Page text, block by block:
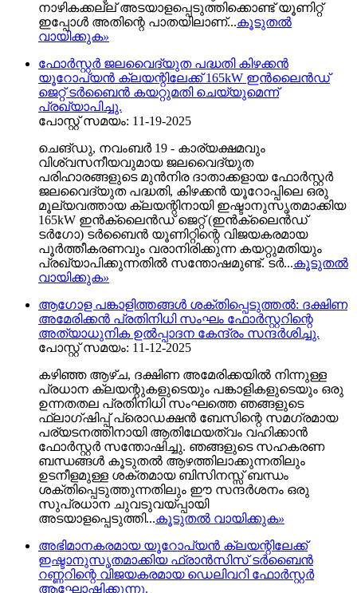
നാഴികക്കല്ല് അടയാളപ്പെടുത്തിക്കൊണ്ട് യൂണിറ്റ്
ഇപ്പോൾ അതിന്റെ പാതയിലാണ്...കൂടുതൽ
വായിക്കുക»
ഫോർസ്റ്റർ ജലവൈദ്യുത പദ്ധതി കിഴക്കൻ
യൂറോപ്യൻ ക്ലയന്റിലേക്ക് 165kW ഇൻലൈൻഡ്
ജെറ്റ് ടർബൈൻ കയറ്റുമതി ചെയ്യുമെന്ന്
പ്രഖ്യാപിച്ചു.
പോസ്റ്റ് സമയം: 11-19-2025
ചെങ്ഡു, നവംബർ 19 - കാര്യക്ഷമവും
വിശ്വസനീയവുമായ ജലവൈദ്യുത
പരിഹാരങ്ങളുടെ മുൻനിര ദാതാക്കളായ ഫോർസ്റ്റർ
ജലവൈദ്യുത പദ്ധതി, കിഴക്കൻ യൂറോപ്പിലെ ഒരു
മൂല്യവത്തായ ക്ലയന്റിനായി ഇഷ്ടാനുസൃതമാക്കിയ
165kW ഇൻക്ലൈൻഡ് ജെറ്റ് (ഇൻക്ലൈൻഡ്
ടർഗോ) ടർബൈൻ യൂണിറ്റിന്റെ വിജയകരമായ
പൂർത്തീകരണവും വരാനിരിക്കുന്ന കയറ്റുമതിയും
പ്രഖ്യാപിക്കുന്നതിൽ സന്തോഷമുണ്ട്. ടർ...കൂടുതൽ
വായിക്കുക»
ആഗോള പങ്കാളിത്തങ്ങൾ ശക്തിപ്പെടുത്തൽ: ദക്ഷിണ
അമേരിക്കൻ പ്രതിനിധി സംഘം ഫോർസ്റ്ററിന്റെ
അത്യാധുനിക ഉൽപ്പാദന കേന്ദ്രം സന്ദർശിച്ചു.
പോസ്റ്റ് സമയം: 11-12-2025
കഴിഞ്ഞ ആഴ്ച, ദക്ഷിണ അമേരിക്കയിൽ നിന്നുള്ള
പ്രധാന ക്ലയന്റുകളുടെയും പങ്കാളികളുടെയും ഒരു
ഉന്നതതല പ്രതിനിധി സംഘത്തെ ഞങ്ങളുടെ
ഫ്ലാഗ്ഷിപ്പ് പ്രൊഡക്ഷൻ ബേസിന്റെ സമഗ്രമായ
പര്യടനത്തിനായി ആതിഥേയത്വം വഹിക്കാൻ
ഫോർസ്റ്റർ സന്തോഷിച്ചു. ഞങ്ങളുടെ സഹകരണ
ബന്ധങ്ങൾ കൂടുതൽ ആഴത്തിലാക്കുന്നതിലും
ഉടനീളമുള്ള ശക്തമായ ബിസിനസ്സ് ബന്ധം
ശക്തിപ്പെടുത്തുന്നതിലും ഈ സന്ദർശനം ഒരു
സുപ്രധാന ചുവടുവയ്പ്പായി
അടയാളപ്പെടുത്തി...കൂടുതൽ വായിക്കുക»
അഭിമാനകരമായ യൂറോപ്യൻ ക്ലയന്റിലേക്ക്
ഇഷ്ടാനുസൃതമാക്കിയ ഫ്രാൻസിസ് ടർബൈൻ
റണ്ണറിന്റെ വിജയകരമായ ഡെലിവറി ഫോർസ്റ്റർ
ആഘോഷിക്കുന്നു.